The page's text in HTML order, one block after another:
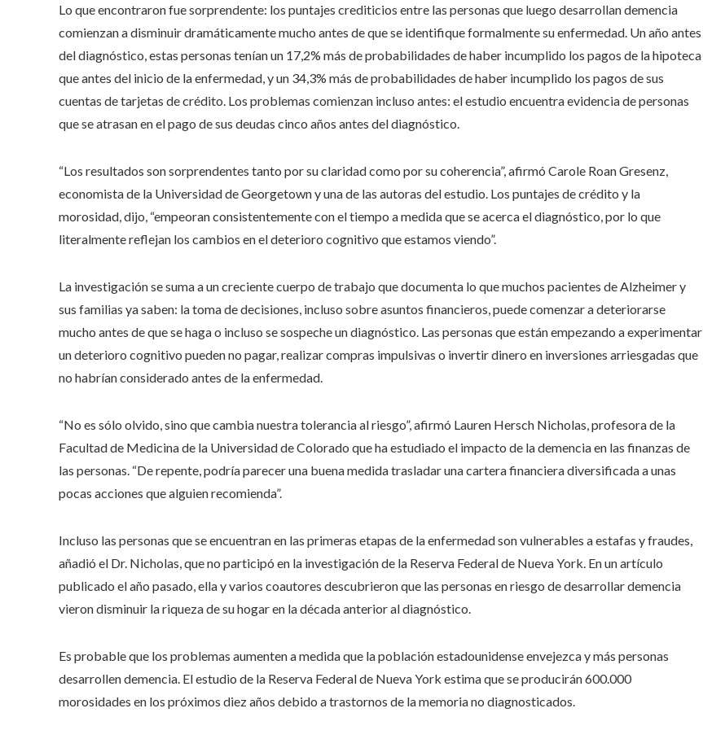
Lo que encontraron fue sorprendente: los puntajes crediticios entre las personas que luego desarrollan demencia
comienzan a disminuir dramáticamente mucho antes de que se identifique formalmente su enfermedad. Un año antes
del diagnóstico, estas personas tenían un 17,2% más de probabilidades de haber incumplido los pagos de la hipoteca
que antes del inicio de la enfermedad, y un 34,3% más de probabilidades de haber incumplido los pagos de sus
cuentas de tarjetas de crédito. Los problemas comienzan incluso antes: el estudio encuentra evidencia de personas
que se atrasan en el pago de sus deudas cinco años antes del diagnóstico.
“Los resultados son sorprendentes tanto por su claridad como por su coherencia”, afirmó Carole Roan Gresenz,
economista de la Universidad de Georgetown y una de las autoras del estudio. Los puntajes de crédito y la
morosidad, dijo, “empeoran consistentemente con el tiempo a medida que se acerca el diagnóstico, por lo que
literalmente reflejan los cambios en el deterioro cognitivo que estamos viendo”.
La investigación se suma a un creciente cuerpo de trabajo que documenta lo que muchos pacientes de Alzheimer y
sus familias ya saben: la toma de decisiones, incluso sobre asuntos financieros, puede comenzar a deteriorarse
mucho antes de que se haga o incluso se sospeche un diagnóstico. Las personas que están empezando a experimentar
un deterioro cognitivo pueden no pagar, realizar compras impulsivas o invertir dinero en inversiones arriesgadas que
no habrían considerado antes de la enfermedad.
“No es sólo olvido, sino que cambia nuestra tolerancia al riesgo”, afirmó Lauren Hersch Nicholas, profesora de la
Facultad de Medicina de la Universidad de Colorado que ha estudiado el impacto de la demencia en las finanzas de
las personas. “De repente, podría parecer una buena medida trasladar una cartera financiera diversificada a unas
pocas acciones que alguien recomienda”.
Incluso las personas que se encuentran en las primeras etapas de la enfermedad son vulnerables a estafas y fraudes,
añadió el Dr. Nicholas, que no participó en la investigación de la Reserva Federal de Nueva York. En un artículo
publicado el año pasado, ella y varios coautores descubrieron que las personas en riesgo de desarrollar demencia
vieron disminuir la riqueza de su hogar en la década anterior al diagnóstico.
Es probable que los problemas aumenten a medida que la población estadounidense envejezca y más personas
desarrollen demencia. El estudio de la Reserva Federal de Nueva York estima que se producirán 600.000
morosidades en los próximos diez años debido a trastornos de la memoria no diagnosticados.